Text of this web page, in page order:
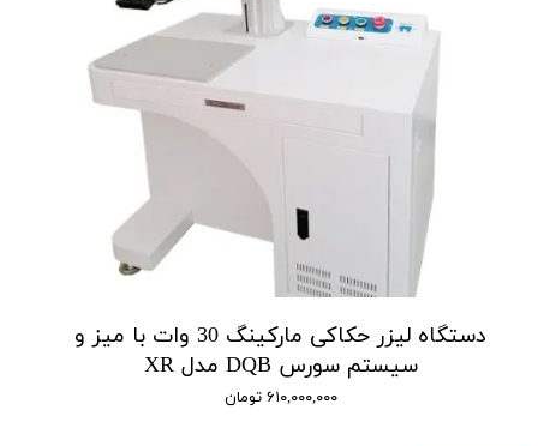
دستگاه لیزر حکاکی مارکینگ 30 وات با میز و
سیستم سورس DQB مدل XR
۶۱۰,۰۰۰,۰۰۰ تومان